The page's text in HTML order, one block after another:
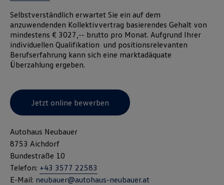
Selbstverständlich erwartet Sie ein auf dem
anzuwendenden Kollektivvertrag basierendes Gehalt von
mindestens € 3027,-- brutto pro Monat. Aufgrund Ihrer
individuellen Qualifikation und positionsrelevanten
Berufserfahrung kann sich eine marktadäquate
Überzahlung ergeben.
Jetzt online bewerben
Autohaus Neubauer
8753 Aichdorf
Bundestraße 10
Telefon: +43 3577 22583
E-Mail: neubauer@autohaus-neubauer.at